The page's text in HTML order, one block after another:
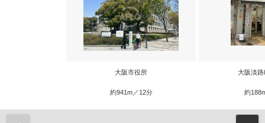
大阪市役所
約941m／12分
大阪淡
約